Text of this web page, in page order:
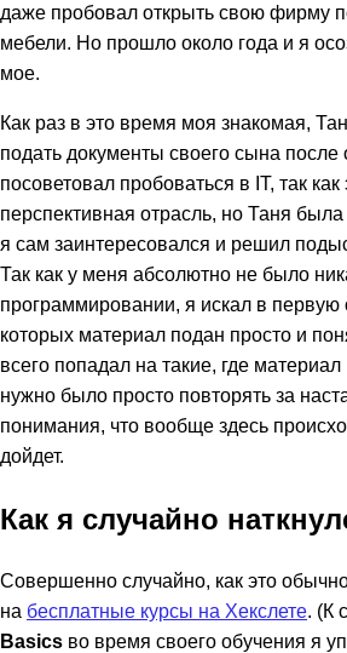
даже пробовал открыть свою фирму
мебели. Но прошло около года и я
мое.
Как раз в это время моя знакомая,
подать документы своего сына
посоветовал пробоваться в IT, так
перспективная отрасль, но Таня
я сам заинтересовался и решил
Так как у меня абсолютно не было
программировании, я искал в первую
которых материал подан просто и
всего попадал на такие, где
нужно было просто повторять за
понимания, что вообще здесь
дойдет.
Как я случайно
Совершенно случайно, как это
на бесплатные курсы на Хекслете. (К
Basics во время своего обучения я